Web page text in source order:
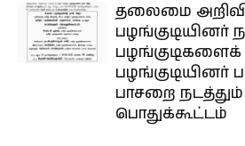
தலைமை
பழங்குடியினர்
பழங்குடிகளைக்
பழங்குடியினர்
பாசறை நடத்தும்
பொதுக்கூட்டம்